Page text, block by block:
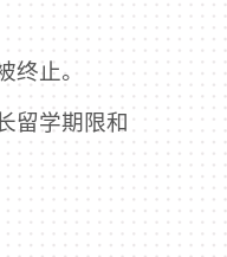
终止。
留学期限和